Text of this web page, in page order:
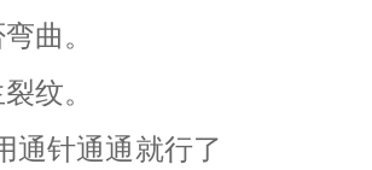
曲。
纹。
通针通通就行了